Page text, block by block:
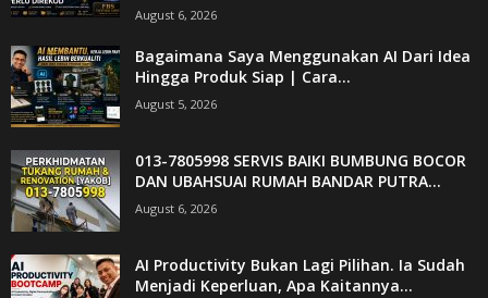
August 6, 2026
Bagaimana Saya Menggunakan AI Dari Idea
Hingga Produk Siap | Cara...
August 5, 2026
013-7805998 SERVIS BAIKI BUMBUNG BOCOR
DAN UBAHSUAI RUMAH BANDAR PUTRA...
August 6, 2026
AI Productivity Bukan Lagi Pilihan. Ia Sudah
Menjadi Keperluan, Apa Kaitannya...